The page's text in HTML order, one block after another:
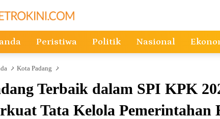
Peristiwa Politik Nasional
Kota Padang
Terbaik dalam SPI KPK
Tata Kelola Pemerintahan